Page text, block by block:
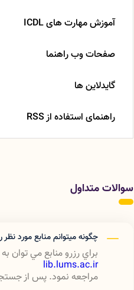
آموزش مهارت های ICDL
صفحات وب راهنما
گایدلاین ها
راهنمای استفاده از RSS
سوالات متداول
چگونه ميتوانم منابع مورد نظر
براي رزرو منابع مي
lib.lums.ac.ir
مراجعه نمود. پس از